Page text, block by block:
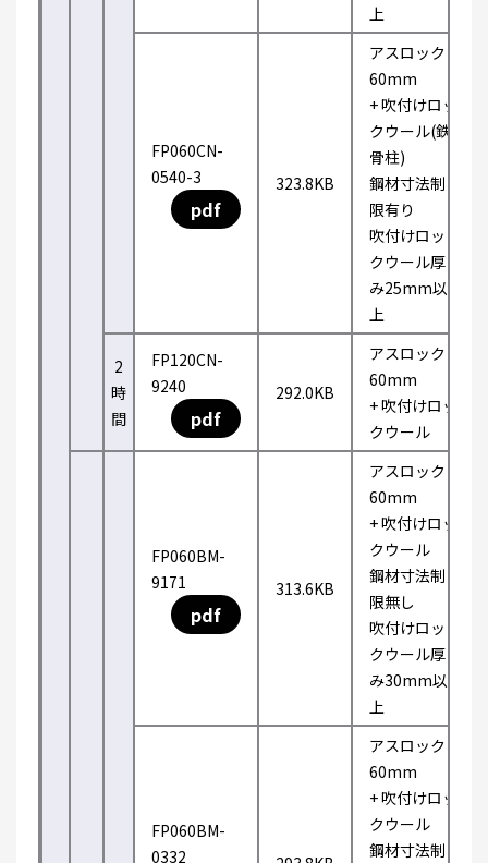
上
FP060CN-
0540-3
pdf
323.8KB
アスロック
60mm
+ 吹付けロッ
クウール(鉄
骨柱)
鋼材寸法制
限有り
吹付けロッ
クウール厚
み25mm以
上
2
時
間
FP120CN-
9240
pdf
292.0KB
アスロック
60mm
+ 吹付けロッ
クウール
FP060BM-
9171
pdf
313.6KB
アスロック
60mm
+ 吹付けロッ
クウール
鋼材寸法制
限無し
吹付けロッ
クウール厚
み30mm以
上
FP060BM-
0332
アスロック
60mm
+ 吹付けロッ
クウール
鋼材寸法制